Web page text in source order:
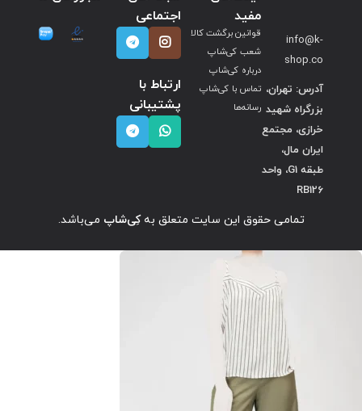
info@k-
shop.co
آدرس: تهران،
بزرگراه شهید
خرازی، مجتمع
ایران مال،
طبقه G1، واحد
RB126
مفید
قوانین برگشت کالا
شعب کی‌شاپ
درباره کی‌شاپ
تماس با کی‌شاپ
رسانه‌ها
اجتماعی
ارتباط با
پشتیبانی
تمامی حقوق این سایت متعلق بهکِی‌شاپ می‌باشد.